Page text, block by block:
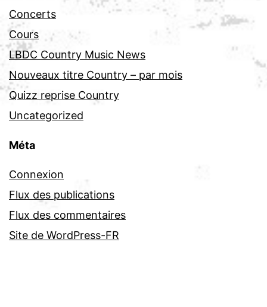
Concerts
Cours
LBDC Country Music News
Nouveaux titre Country – par mois
Quizz reprise Country
Uncategorized
Méta
Connexion
Flux des publications
Flux des commentaires
Site de WordPress-FR